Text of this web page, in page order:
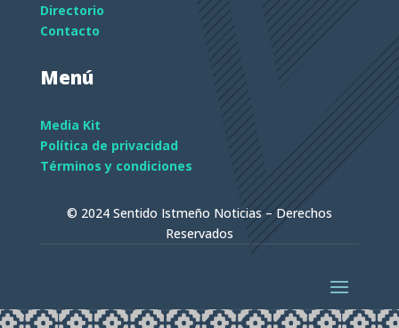
Directorio
Contacto
Menú
Media Kit
Política de privacidad
Términos y condiciones
© 2024 Sentido Istmeño Noticias – Derechos
Reservados